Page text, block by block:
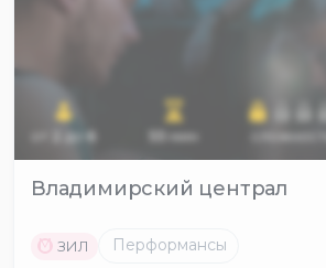
до 6 мин сложность
Владимирский централ
M ЗИЛ Перформансы